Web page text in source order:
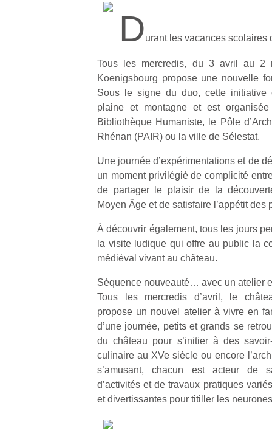
Durant les vacances scolaires
Tous les mercredis, du 3 avril au 2
Koenigsbourg propose une nouvelle
Sous le signe du duo, cette initiative
plaine et montagne et est
Bibliothèque Humaniste, le Pôle
Rhénan (PAIR) ou la ville de Sélestat.
Une journée d’expérimentations et de
un moment privilégié de complicité
de partager le plaisir de la
Moyen Âge et de satisfaire l’appétit des
À découvrir également, tous les jours
la visite ludique qui offre au public la
médiéval vivant au château.
Séquence nouveauté… avec un atelier
Tous les mercredis d’avril, le
propose un nouvel atelier à vivre en
d’une journée, petits et grands se
du château pour s’initier à des
culinaire au XVe siècle ou encore
s’amusant, chacun est acteur de
d’activités et de travaux pratiques
et divertissantes pour titiller les